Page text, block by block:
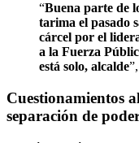
“Buena parte de
tarima el pasado
cárcel por el
a la Fuerza
está solo, alcalde
Cuestionamientos
separación de